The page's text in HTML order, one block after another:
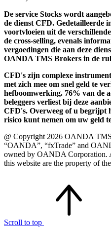
De service Stocks wordt
de dienst CFD. Gedetailleerde
voortvloeien uit de
de cross-selling, evenals
vergoedingen die aan deze
OANDA TMS Brokers in de
CFD's zijn complexe
met zich mee om snel geld te
hefboomwerking. 76% van de
beleggers verliest bij deze
CFD's. Overweeg of u begrijpt
risico kunt nemen om uw geld
@ Copyright 2026 OANDA
“OANDA”, “fxTrade” and
owned by OANDA Corporation.
this website are the property of
Scroll to top